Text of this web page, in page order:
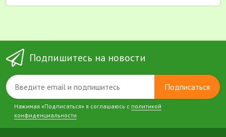
Подпишитесь на новости
Подписаться
Нажимая «Подписаться» я соглашаюсь с политикой
конфиденциальности